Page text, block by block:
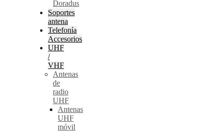
Doradus
Soportes
antena
Telefonía
Accesorios
UHF
/
VHF
Antenas
de
radio
UHF
Antenas
UHF
móvil